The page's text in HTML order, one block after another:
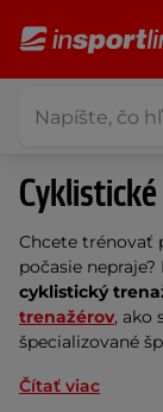
Chcete trénovať
cyklistický
trenažérov, ako
špecializované
Čítať viac